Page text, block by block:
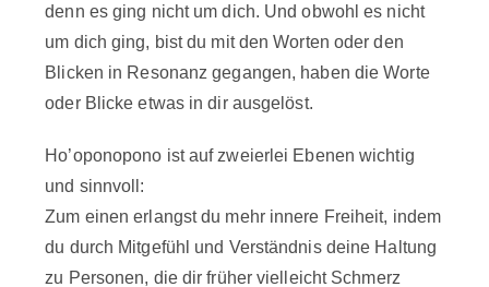
denn es ging nicht um dich. Und obwohl es nicht
um dich ging, bist du mit den Worten oder den
Blicken in Resonanz gegangen, haben die Worte
oder Blicke etwas in dir ausgelöst.
Ho’oponopono ist auf zweierlei Ebenen wichtig
und sinnvoll:
Zum einen erlangst du mehr innere Freiheit, indem
du durch Mitgefühl und Verständnis deine Haltung
zu Personen, die dir früher vielleicht Schmerz